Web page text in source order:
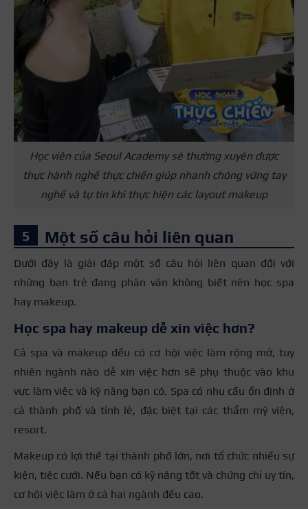
Học viên của Seoul Academy sẽ thường xuyên được
thực hành nghề thực chiến giúp nhanh chóng vững tay
nghề và tự tin khi thực hiện các layout makeup
Một số câu hỏi liên quan
Dưới đây là giải đáp một số câu hỏi liên quan đối với
những bạn trẻ đang phân vân không biết nên học spa
hay makeup.
Học spa hay makeup dễ xin việc hơn?
Cả spa và makeup đều có cơ hội việc làm rộng mở, tuy
nhiên ngành nào dễ xin việc hơn sẽ phụ thuộc vào khu
vực làm việc và kỹ năng bạn có. Spa có nhu cầu ổn định ở
cả thành phố và tỉnh lẻ, đặc biệt tại các thẩm mỹ viện,
resort.
Makeup có lợi thế tại thành phố lớn, nơi tổ chức nhiều sự
kiện, tiệc cưới. Nếu bạn có kỹ năng tốt và chứng chỉ uy tín,
cơ hội việc làm ở cả hai ngành đều cao.